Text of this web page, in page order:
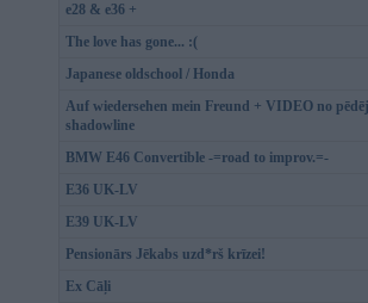
e28 & e36 +
The love has gone... :(
Japanese oldschool / Honda
Auf wiedersehen mein Freund + VIDEO no
shadowline
BMW E46 Convertible -=road to improv.=-
E36 UK-LV
E39 UK-LV
Pensionārs Jēkabs uzd*rš krīzei!
Ex Cāļi